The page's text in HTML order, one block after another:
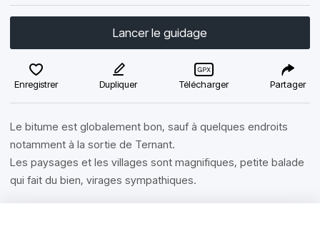
Lancer le guidage
Enregistrer Dupliquer Télécharger Partager
Le bitume est globalement bon, sauf à quelques endroits
notamment à la sortie de Ternant.
Les paysages et les villages sont magnifiques, petite balade
qui fait du bien, virages sympathiques.